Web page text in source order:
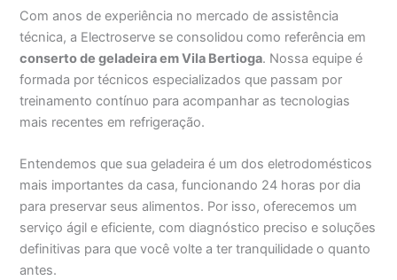
Com anos de experiência no mercado de assistência
técnica, a Electroserve se consolidou como referência em
conserto de geladeira em Vila Bertioga. Nossa equipe é
formada por técnicos especializados que passam por
treinamento contínuo para acompanhar as tecnologias
mais recentes em refrigeração.
Entendemos que sua geladeira é um dos eletrodomésticos
mais importantes da casa, funcionando 24 horas por dia
para preservar seus alimentos. Por isso, oferecemos um
serviço ágil e eficiente, com diagnóstico preciso e soluções
definitivas para que você volte a ter tranquilidade o quanto
antes.